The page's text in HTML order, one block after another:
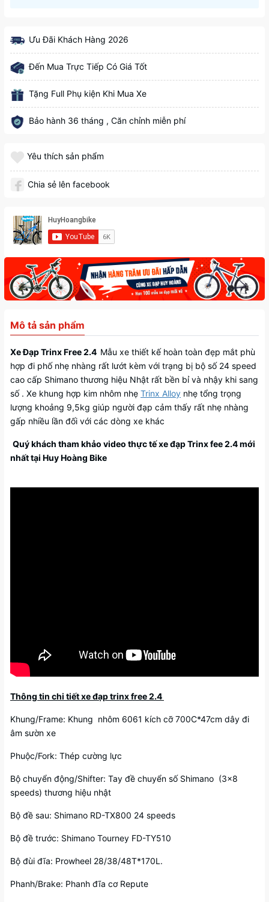
Ưu Đãi Khách Hàng 2026
Đến Mua Trực Tiếp Có Giá Tốt
Tặng Full Phụ kiện Khi Mua Xe
Bảo hành 36 tháng , Căn chỉnh miễn phí
Yêu thích sản phẩm
Chia sẻ lên facebook
Mô tả sản phẩm
Xe Đạp Trinx Free 2.4 Mẫu xe thiết kế hoàn toàn đẹp mắt phù
hợp đi phố nhẹ nhàng rất lướt kèm với trạng bị bộ số 24 speed
cao cấp Shimano thương hiệu Nhật rất bền bỉ và nhậy khi sang
số . Xe khung hợp kim nhôm nhẹ Trinx Alloy nhẹ tổng trọng
lượng khoảng 9,5kg giúp người đạp cảm thấy rất nhẹ nhàng
gấp nhiều lần đối với các dòng xe khác
Quý khách tham khảo video thực tế xe đạp Trinx fee 2.4 mới
nhất tại Huy Hoàng Bike
Thông tin chi tiết xe đạp trinx free 2.4
Khung/Frame: Khung nhôm 6061 kích cỡ 700C*47cm dây đi
âm sườn xe
Phuộc/Fork: Thép cường lực
Bộ chuyển động/Shifter: Tay đề chuyển số Shimano (3×8
speeds) thương hiệu nhật
Bộ đề sau: Shimano RD-TX800 24 speeds
Bộ đề trước: Shimano Tourney FD-TY510
Bộ đùi đĩa: Prowheel 28/38/48T*170L.
Phanh/Brake: Phanh đĩa cơ Repute